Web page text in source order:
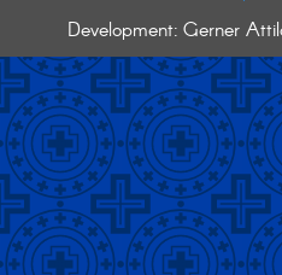
Development: Gerner